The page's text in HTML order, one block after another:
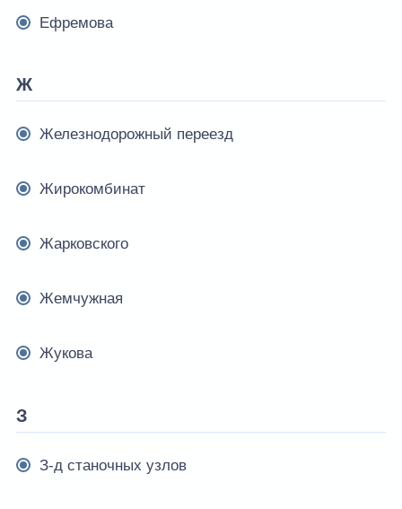
Ефремова
Ж
Железнодорожный переезд
Жирокомбинат
Жарковского
Жемчужная
Жукова
З
З-д станочных узлов